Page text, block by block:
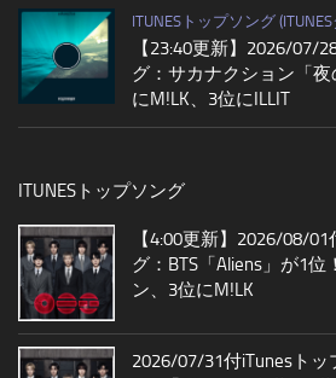
ITUNESトップソング
【23:40更新】2026/07/
グ：サカナクション「
にM!LK、3位にILLIT
ITUNESトップソング
【4:00更新】2026/08/
グ：BTS「Aliens」が1
ン、3位にM!LK
2026/07/31付iTunesトッ